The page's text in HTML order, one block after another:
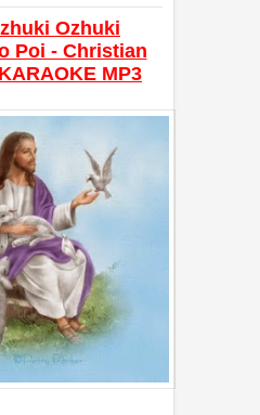
Ozhuki
Poi - Christian
MP3